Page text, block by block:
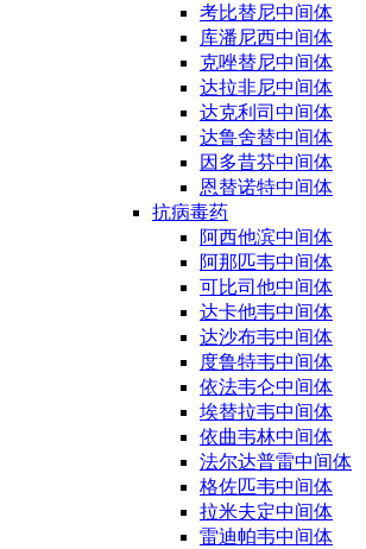
考比替尼中间体
库潘尼西中间体
克唑替尼中间体
达拉非尼中间体
达克利司中间体
达鲁舍替中间体
因多昔芬中间体
恩替诺特中间体
抗病毒药
阿西他滨中间体
阿那匹韦中间体
可比司他中间体
达卡他韦中间体
达沙布韦中间体
度鲁特韦中间体
依法韦仑中间体
埃替拉韦中间体
依曲韦林中间体
法尔达普雷中间体
格佐匹韦中间体
拉米夫定中间体
雷迪帕韦中间体